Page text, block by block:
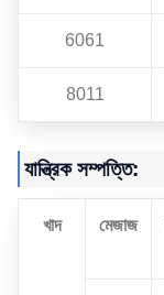
6061
8011
যান্ত্রিক সম্পত্তি:
খাদ মেজাজ